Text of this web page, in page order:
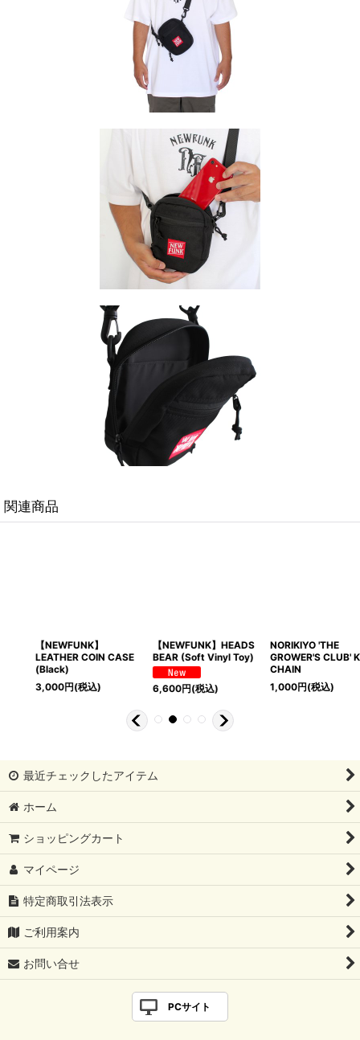
関連商品
【NEWFUNK】
LEATHER COIN CASE
(Black)
3,000円(税込)
【NEWFUNK】HEADS
BEAR (Soft Vinyl Toy)
6,600円(税込)
NORIKIYO 'THE
GROWER'S CLUB' KEY
CHAIN
1,000円(税込)
最近チェックしたアイテム
ホーム
ショッピングカート
マイページ
特定商取引法表示
ご利用案内
お問い合せ
PCサイト